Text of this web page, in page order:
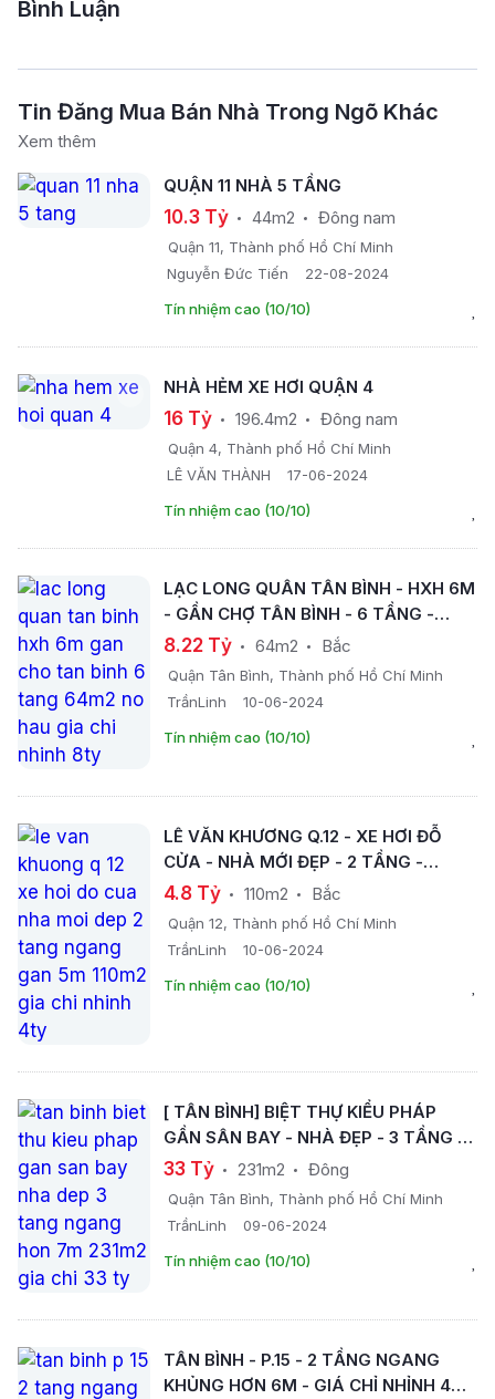
Bình Luận
Tin Đăng Mua Bán Nhà Trong Ngõ Khác
Xem thêm
QUẬN 11 NHÀ 5 TẦNG
10.3 Tỷ 44m2 Đông nam
Quận 11, Thành phố Hồ Chí Minh
Nguyễn Đức Tiến
22-08-2024
Tín nhiệm cao (10/10)
NHÀ HẺM XE HƠI QUẬN 4
16 Tỷ 196.4m2 Đông nam
Quận 4, Thành phố Hồ Chí Minh
LÊ VĂN THÀNH
17-06-2024
Tín nhiệm cao (10/10)
LẠC LONG QUÂN TÂN BÌNH - HXH 6M
- GẦN CHỢ TÂN BÌNH - 6 TẦNG -
64M2 - NỞ HẬU - GIÁ CHỈ NHỈNH 8TỶ
8.22 Tỷ 64m2 Bắc
Quận Tân Bình, Thành phố Hồ Chí Minh
TrầnLinh
10-06-2024
Tín nhiệm cao (10/10)
LÊ VĂN KHƯƠNG Q.12 - XE HƠI ĐỖ
CỬA - NHÀ MỚI ĐẸP - 2 TẦNG -
NGANG GẦN 5M - 110M2 - GIÁ CHỈ
NHỈNH 4TỶ.
4.8 Tỷ 110m2 Bắc
Quận 12, Thành phố Hồ Chí Minh
TrầnLinh
10-06-2024
Tín nhiệm cao (10/10)
[ TÂN BÌNH] BIỆT THỰ KIỂU PHÁP
GẦN SÂN BAY - NHÀ ĐẸP - 3 TẦNG -
NGANG HƠN 7M- 231M2 - GIÁ CHỈ 33
TỶ.
33 Tỷ 231m2 Đông
Quận Tân Bình, Thành phố Hồ Chí Minh
TrầnLinh
09-06-2024
Tín nhiệm cao (10/10)
TÂN BÌNH - P.15 - 2 TẦNG NGANG
KHỦNG HƠN 6M - GIÁ CHỈ NHỈNH 4TỶ